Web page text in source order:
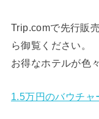
Trip.comで先行販
ら御覧ください。
お得なホテルが色
1.5万円のバウチャ